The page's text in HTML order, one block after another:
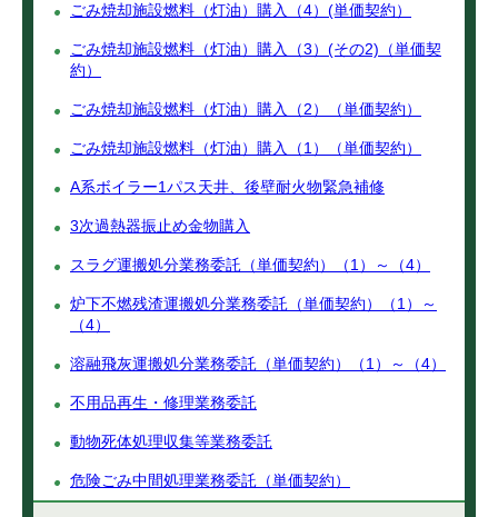
ごみ焼却施設燃料（灯油）購入（4）(単価契約）
ごみ焼却施設燃料（灯油）購入（3）(その2)（単価契
約）
ごみ焼却施設燃料（灯油）購入（2）（単価契約）
ごみ焼却施設燃料（灯油）購入（1）（単価契約）
A系ボイラー1パス天井、後壁耐火物緊急補修
3次過熱器振止め金物購入
スラグ運搬処分業務委託（単価契約）（1）～（4）
炉下不燃残渣運搬処分業務委託（単価契約）（1）～
（4）
溶融飛灰運搬処分業務委託（単価契約）（1）～（4）
不用品再生・修理業務委託
動物死体処理収集等業務委託
危険ごみ中間処理業務委託（単価契約）